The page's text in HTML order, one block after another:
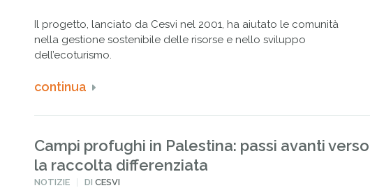
Il progetto, lanciato da Cesvi nel 2001, ha aiutato le comunità
nella gestione sostenibile delle risorse e nello sviluppo
dell’ecoturismo.
continua
Campi profughi in Palestina: passi avanti verso
la raccolta differenziata
PUBBLICATO
NOTIZIE DICESVI